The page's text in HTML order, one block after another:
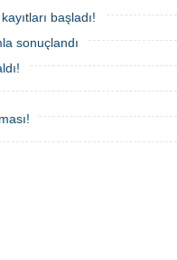
başladı!
sonuçlandı